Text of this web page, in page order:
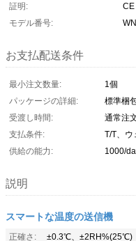
証明:
CE
モデル番号:
お支払配送条件
最小注文数量:
1個
パッケージの詳細:
標準梱
受渡し時間:
通常注
支払条件:
T/T、ウ
供給の能力:
1000/
説明
スマートな温度の送信機
正確さ:
±0.3℃、±2RH%(25℃)